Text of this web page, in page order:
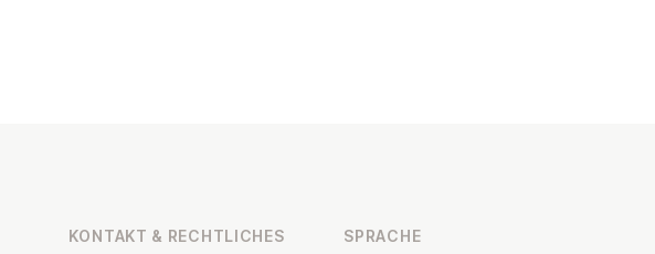
KONTAKT & RECHT­LI­CHES SPRACHE